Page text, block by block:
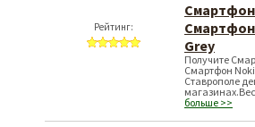
Рейтинг:
Смартфон
Grey
Получите
Смартфон
Ставрополе
больше >>